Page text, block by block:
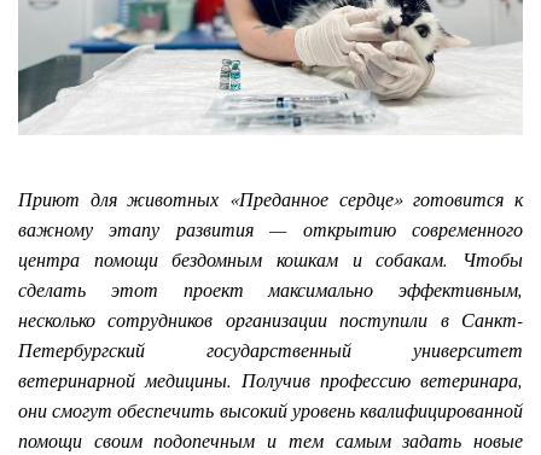
Приют для животных «Преданное сердце» готовится к
важному этапу развития — открытию современного
центра помощи бездомным кошкам и собакам. Чтобы
сделать этот проект максимально эффективным,
несколько сотрудников организации поступили в Санкт-
Петербургский государственный университет
ветеринарной медицины. Получив профессию ветеринара,
они смогут обеспечить высокий уровень квалифицированной
помощи своим подопечным и тем самым задать новые